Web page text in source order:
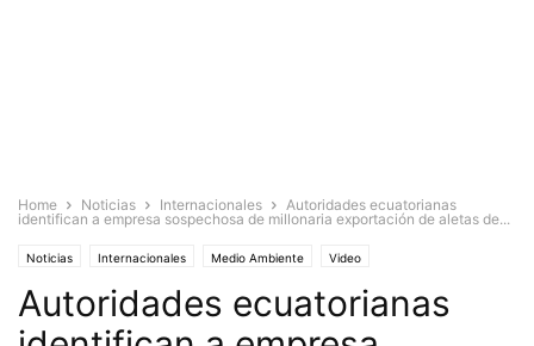
Home Noticias Internacionales
Autoridades ecuatorianas
identifican a empresa sospechosa de millonaria exportación de aletas de...
Noticias Internacionales Medio Ambiente Video
Autoridades ecuatorianas